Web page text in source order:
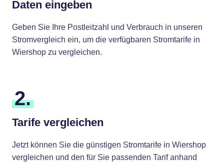
Daten eingeben
Geben Sie Ihre Postleitzahl und Verbrauch in unseren
Stromvergleich ein, um die verfügbaren Stromtarife in
Wiershop zu vergleichen.
2.
Tarife vergleichen
Jetzt können Sie die günstigen Stromtarife in Wiershop
vergleichen und den für Sie passenden Tarif anhand